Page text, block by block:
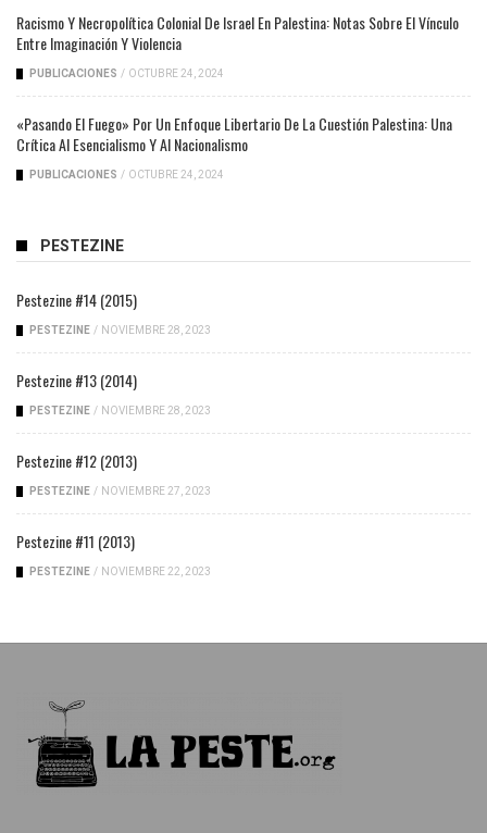
Racismo Y Necropolítica Colonial De Israel En Palestina: Notas Sobre El Vínculo
Entre Imaginación Y Violencia
PUBLICACIONES / OCTUBRE 24, 2024
«Pasando El Fuego» Por Un Enfoque Libertario De La Cuestión Palestina: Una
Crítica Al Esencialismo Y Al Nacionalismo
PUBLICACIONES / OCTUBRE 24, 2024
PESTEZINE
Pestezine #14 (2015)
PESTEZINE / NOVIEMBRE 28, 2023
Pestezine #13 (2014)
PESTEZINE / NOVIEMBRE 28, 2023
Pestezine #12 (2013)
PESTEZINE / NOVIEMBRE 27, 2023
Pestezine #11 (2013)
PESTEZINE / NOVIEMBRE 22, 2023